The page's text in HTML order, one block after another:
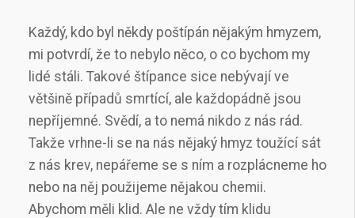
Každý, kdo byl někdy poštípán nějakým hmyzem,
mi potvrdí, že to nebylo něco, o co bychom my
lidé stáli. Takové štípance sice nebývají ve
většině případů smrtící, ale každopádně jsou
nepříjemné. Svědí, a to nemá nikdo z nás rád.
Takže vrhne-li se na nás nějaký hmyz toužící sát
z nás krev, nepářeme se s ním a rozplácneme ho
nebo na něj použijeme nějakou chemii.
Abychom měli klid. Ale ne vždy tím klidu